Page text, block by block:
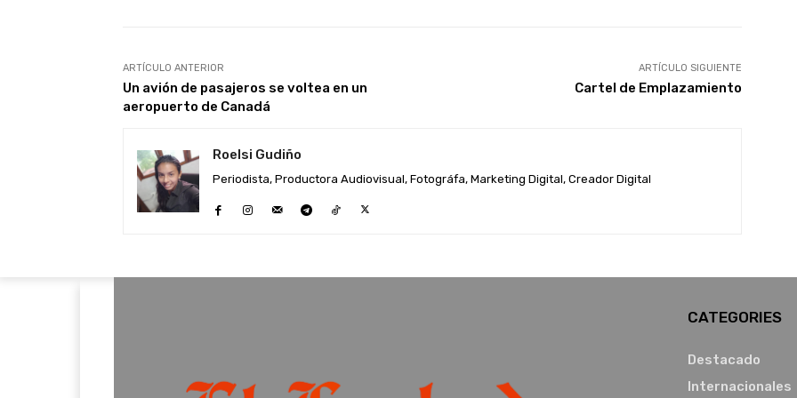
ARTÍCULO ANTERIOR
Un avión de pasajeros se voltea en un
aeropuerto de Canadá
ARTÍCULO SIGUIENTE
Cartel de Emplazamiento
Roelsi Gudiño
Periodista, Productora Audiovisual, Fotográfa, Marketing Digital, Creador Digital
CATEGORIES
Destacado
Internacionales